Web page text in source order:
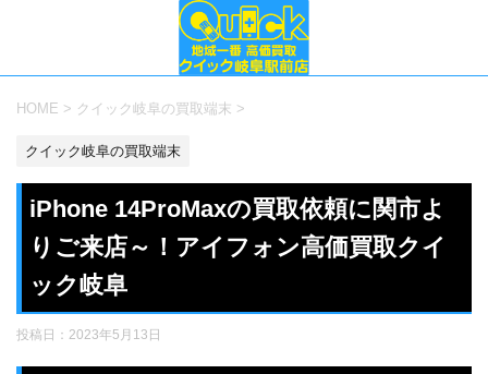
HOME > クイック岐阜の買取端末 >
クイック岐阜の買取端末
iPhone 14ProMaxの買取依頼に関市よ
りご来店～！アイフォン高価買取クイ
ック岐阜
投稿日： 2023年5月13日